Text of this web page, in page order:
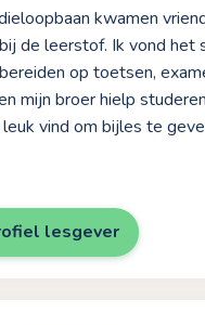
kwamen
de leerstof. Ik vond het
op toetsen,
mijn broer hielp
vind om bijles te
lesgever